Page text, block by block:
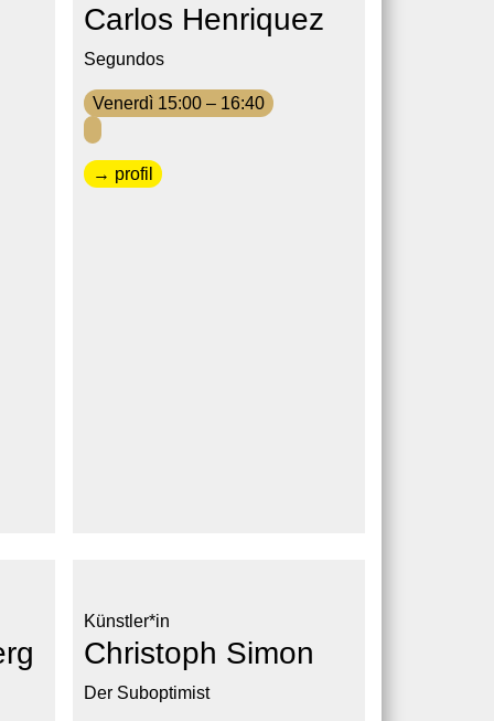
Carlos Henriquez
Segundos
Venerdì 15:00 – 16:40
→ profil
Künstler*in
Christoph Simon
Der Suboptimist